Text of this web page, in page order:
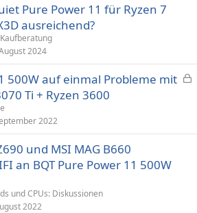
Pure Power 11 für Ryzen 7
ausreichend?
2024
e
500W auf einmal Probleme mit
Ti + Ryzen 3600
2022
und MSI MAG B660
an BQT Pure Power 11 500W
und CPUs: Diskussionen
2022